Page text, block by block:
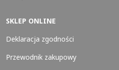
SKLEP ONLINE
Deklaracja zgodności
Przewodnik zakupowy